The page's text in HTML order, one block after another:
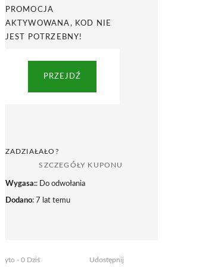
PROMOCJA
AKTYWOWANA, KOD NIE
JEST POTRZEBNY!
PRZEJDŹ
ZADZIAŁAŁO?
SZCZEGÓŁY KUPONU
Wygasa:: Do odwołania
Dodano: 7 lat temu
- 0 Dziś Udostępnij